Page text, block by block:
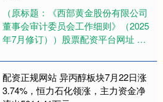
（原标题：《西部黄金股份有限公司
董事会审计委员会工作细则》（2025
年7月修订））股票配资平台网址 西
会工作细则主要内容如下：为....
配资正规网站 异丙醇板块7月22日涨
3.74%，恒力石化领涨，主力资金净